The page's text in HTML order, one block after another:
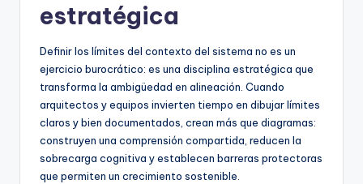
estratégica
Definir los límites del contexto del sistema no es un
ejercicio burocrático: es una disciplina estratégica que
transforma la ambigüedad en alineación. Cuando
arquitectos y equipos invierten tiempo en dibujar límites
claros y bien documentados, crean más que diagramas:
construyen una comprensión compartida, reducen la
sobrecarga cognitiva y establecen barreras protectoras
que permiten un crecimiento sostenible.